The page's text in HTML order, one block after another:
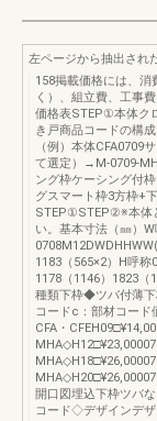
左ページから抽出され
158掲載価格には、
く）、組立費、工事
価格表STEP①本体ク
き戸商品コードの構
（例）本体CFA0709
て選定）→M-0709-
ング枠ケーシング付
グスマート枠3方枠+
STEP①STEP②※本体
い。基本寸法（㎜）
1183（565×2）H呼称
1178（1146）1823
種類下枠◆ツバ付薄
コードc：部材コード
CFA・
開口図埋込下枠ツバ
コード◇デザインデ